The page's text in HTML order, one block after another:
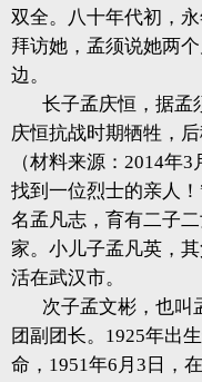
双全。八十年代初，
拜访她，孟须说她两
边。
长子孟庆恒，据孟
庆恒抗战时期牺牲，
（材料来源：2014年
找到一位烈士的亲人
名孟凡志，育有二子
家。小儿子孟凡英，
活在武汉市。
次子孟文彬，也叫
团副团长。1925年出
命，1951年6月3日，